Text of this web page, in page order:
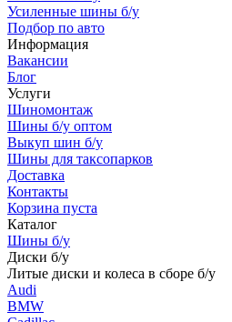
Усиленные шины б/у
Подбор по авто
Информация
Вакансии
Блог
Услуги
Шиномонтаж
Шины б/у оптом
Выкуп шин б/у
Шины для таксопарков
Доставка
Контакты
Корзина пуста
Каталог
Шины б/у
Диски б/у
Литые диски и колеса в сборе б/у
Audi
BMW